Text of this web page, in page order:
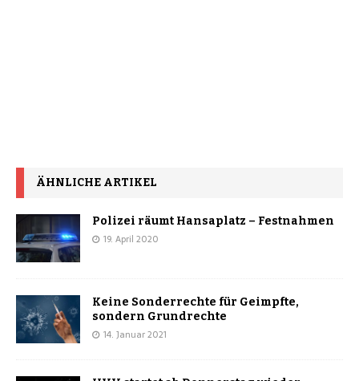
ÄHNLICHE ARTIKEL
Polizei räumt Hansaplatz – Festnahmen
19. April 2020
Keine Sonderrechte für Geimpfte,
sondern Grundrechte
14. Januar 2021